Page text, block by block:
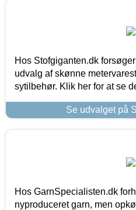
Hos Stofgiganten.dk
udvalg af skønne
sytilbehør. Klik her for at se
Se udvalget på
Hos GarnSpecialisten.dk
nyproduceret garn, men